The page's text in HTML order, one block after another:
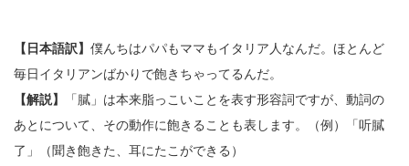
【日本語訳】 僕んちはパパもママもイタリア人なんだ。ほとんど
毎日イタリアンばかりで飽きちゃってるんだ。
【解説】
「膩」は本来脂っこいことを表す形容詞ですが、動詞の
あとについて、その動作に飽きることも表します。（例）「听膩
了」（聞き飽きた、耳にたこができる）